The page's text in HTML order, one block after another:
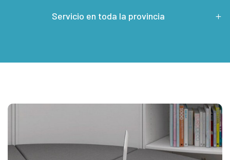
Servicio en toda la provincia